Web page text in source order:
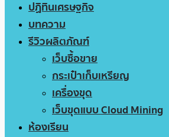
ปฏิทินเศรษฐกิจ
บทความ
รีวิวผลิตภัณฑ์
เว็บซื้อขาย
กระเป๋าเก็บเหรียญ
เครื่องขุด
เว็บขุดแบบ Cloud Mining
ห้องเรียน